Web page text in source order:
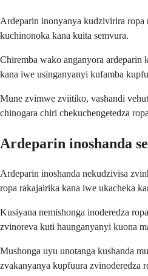
Ardeparin inonyanya kudzivirira
kuchinonoka kana kuita semvura.
Chiremba wako anganyora
kana iwe usinganyanyi kufamba
Mune zvimwe zviitiko, vashandi
chinogara chiri chekuchengetedza
Ardeparin inoshanda
Ardeparin inoshanda nekudzivisa
ropa rakajairika kana iwe ukacheka
Kusiyana nemishonga inoderedza
zvinoreva kuti haunganyanyi kuona
Mushonga uyu unotanga kushanda
zvakanyanya kupfuura zvinoderedza